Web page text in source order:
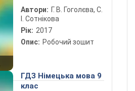
Автори: Г. В. Гоголєва, С.
І. Сотнікова
Рік: 2017
Опис: Робочий зошит
ГДЗ Німецька мова 9
клас